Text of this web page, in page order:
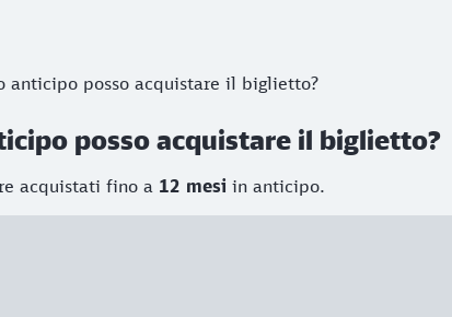
anticipo posso acquistare il biglietto?
posso acquistare il biglietto?
acquistati fino a 12 mesi in anticipo.